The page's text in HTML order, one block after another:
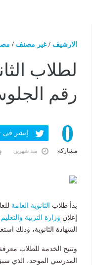
الارشيف /غير مصنف /
لطلاب
رقم
0
مشاركة
إنشر فى Twitter
منذ شهرين
بدأ طلاب الثانوية العامة
إعلان وزارة التربية والتعليم
الشهادة الثانوية، وذلك
وتتيح الخدمة للطلاب
المدرسي الموحد، الذي سبق